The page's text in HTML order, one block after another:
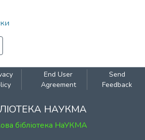
End User
Agreement
Send
Feedback
НАУКМА
бібліотека НаУКМА